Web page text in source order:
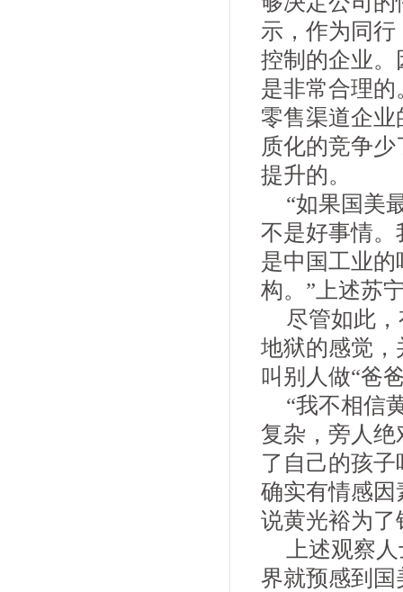
示，作为同
控制的企业
是非常合理
零售渠道企
质化的竞争
提升的。
“如果国美
不是好事情
是中国工业
构。”上述苏
尽管如此
地狱的感觉，
叫别人做“爸
“我不相信
复杂，旁人
了自己的孩
确实有情感因
说黄光裕为了
上述观察
界就预感到